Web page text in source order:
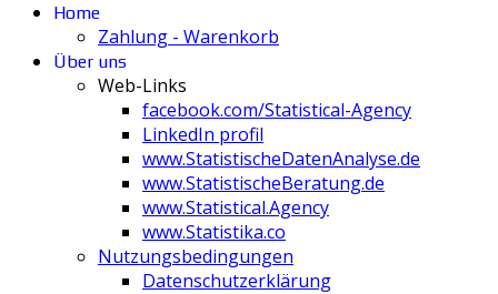
Home
Zahlung - Warenkorb
Über uns
Web-Links
facebook.com/Statistical-Agency
LinkedIn profil
www.StatistischeDatenAnalyse.de
www.StatistischeBeratung.de
www.Statistical.Agency
www.Statistika.co
Nutzungsbedingungen
Datenschutzerklärung